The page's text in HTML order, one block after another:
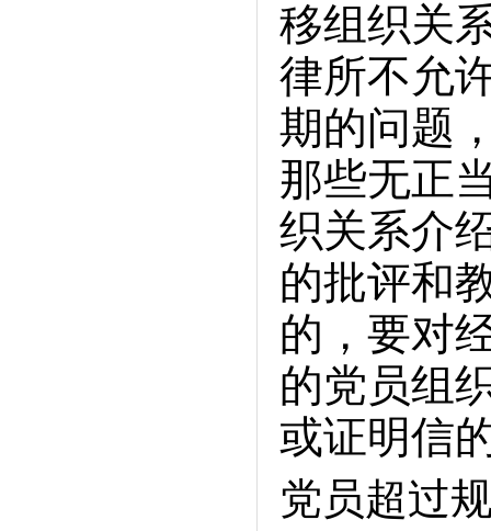
移组织关
律所不允
期的问题
那些无正
织关系介
的批评和
的，要对
的党员组
或证明信
党员超过